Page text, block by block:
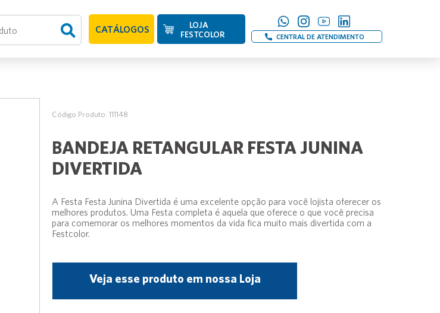
CATÁLOGOS
LOJA
FESTCOLOR
CENTRAL DE ATENDIMENTO
Código Produto: 111148
BANDEJA RETANGULAR FESTA JUNINA
DIVERTIDA
A Festa Festa Junina Divertida é uma excelente opção para você lojista oferecer os
melhores produtos. Uma Festa completa é aquela que oferece o que você precisa
para comemorar os melhores momentos da vida fica muito mais divertida com a
Festcolor.
Veja esse produto em nossa Loja